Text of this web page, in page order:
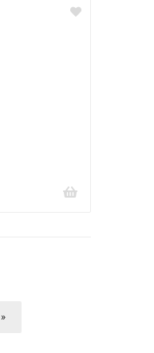
»